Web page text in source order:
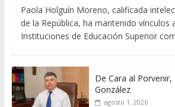
Paola Holguín Moreno, calificada
de la República, ha mantenido vínculos
Instituciones de Educación Superior
De Cara al Porvenir,
González
agosto 1, 2026